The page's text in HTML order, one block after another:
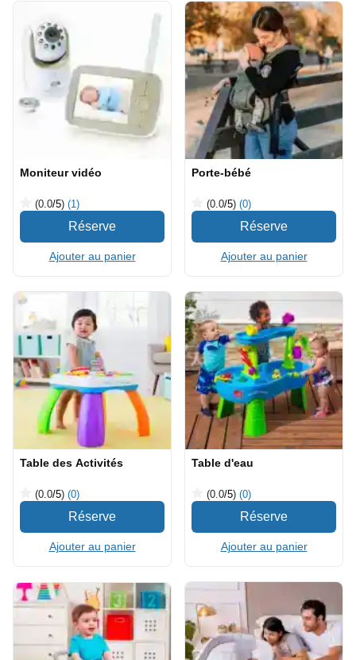
Moniteur vidéo
(0.0/5) (1)
Ajouter au panier
Porte-bébé
(0.0/5) (0)
Ajouter au panier
Table des Activités
(0.0/5) (0)
Ajouter au panier
Table d'eau
(0.0/5) (0)
Ajouter au panier